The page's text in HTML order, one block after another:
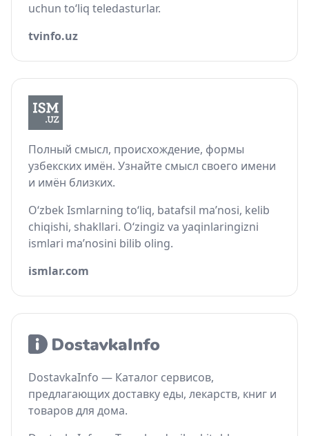
uchun to‘liq teledasturlar.
tvinfo.uz
Полный смысл, происхождение, формы
узбекских имён. Узнайте смысл своего имени
и имён близких.
O‘zbek Ismlarning to‘liq, batafsil ma’nosi, kelib
chiqishi, shakllari. O‘zingiz va yaqinlaringizni
ismlari ma’nosini bilib oling.
ismlar.com
DostavkaInfo — Каталог сервисов,
предлагающих доставку еды, лекарств, книг и
товаров для дома.